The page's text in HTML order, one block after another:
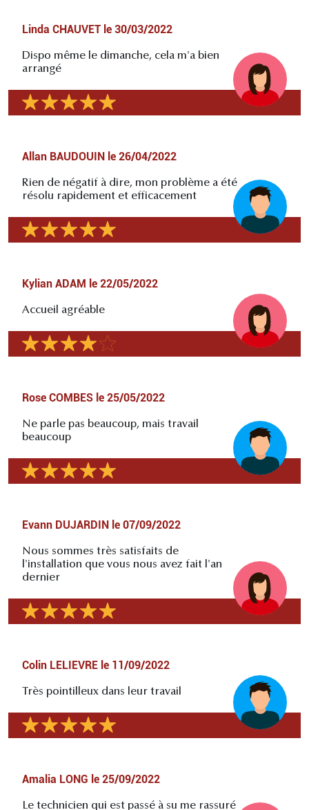
Linda CHAUVET le 30/03/2022
Dispo même le dimanche, cela m'a bien
arrangé
Allan BAUDOUIN le 26/04/2022
Rien de négatif à dire, mon problème a été
résolu rapidement et efficacement
Kylian ADAM le 22/05/2022
Accueil agréable
Rose COMBES le 25/05/2022
Ne parle pas beaucoup, mais travail
beaucoup
Evann DUJARDIN le 07/09/2022
Nous sommes très satisfaits de
l'installation que vous nous avez fait l'an
dernier
Colin LELIEVRE le 11/09/2022
Très pointilleux dans leur travail
Amalia LONG le 25/09/2022
Le technicien qui est passé à su me rassuré